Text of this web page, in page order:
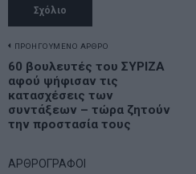
Πλοήγηση
άρθρων
ΠΡΟΗΓΟΥΜΕΝΟ ΑΡΘΡΟ
Previous
post:
60 βουλευτές του ΣΥΡΙΖΑ
αφού ψήφισαν τις
κατασχέσεις των
συντάξεων – τώρα ζητούν
την προστασία τους
ΑΡΘΡΟΓΡΑΦΟΙ